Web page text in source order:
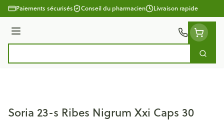
Aller au contenu
Paiements sécurisés Conseil du pharmacien Livraison rapide
Menu
Soria 23-s Ribes Nigrum Xxi Caps 30